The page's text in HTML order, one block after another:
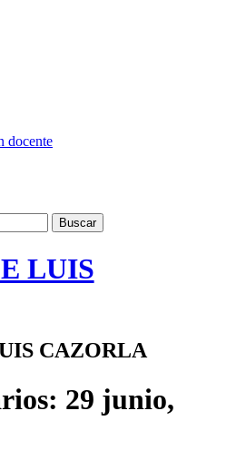
docente
LUIS
CAZORLA
29 junio,